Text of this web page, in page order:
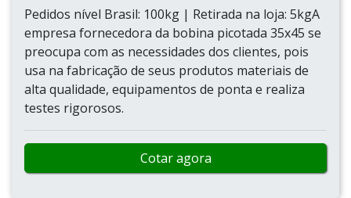
Pedidos nível Brasil: 100kg | Retirada na loja: 5kgA
empresa fornecedora da bobina picotada 35x45 se
preocupa com as necessidades dos clientes, pois
usa na fabricação de seus produtos materiais de
alta qualidade, equipamentos de ponta e realiza
testes rigorosos.
Cotar agora